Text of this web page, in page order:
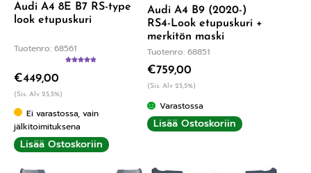
Audi A4 8E B7 RS-type
look etupuskuri
Tuotenro: 68561
€449,00
(Sis. Alv 25,5%)
Ei varastossa, vain
jälkitoimituksena
Lisää Ostoskoriin
Audi A4 B9 (2020-)
RS4-Look etupuskuri +
merkitön maski
Tuotenro: 68851
€759,00
(Sis. Alv 25,5%)
Varastossa
Lisää Ostoskoriin